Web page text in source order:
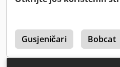
Gusjeničari Bobcat